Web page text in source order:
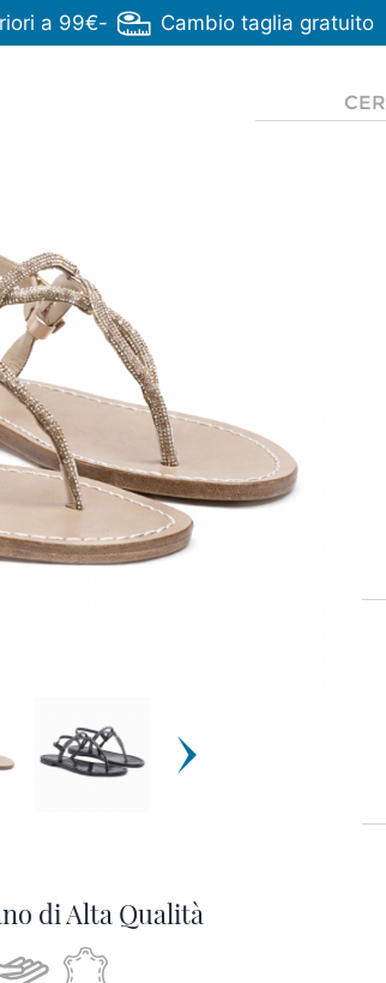
a 99€- Cambio taglia gratuito
di Alta Qualità